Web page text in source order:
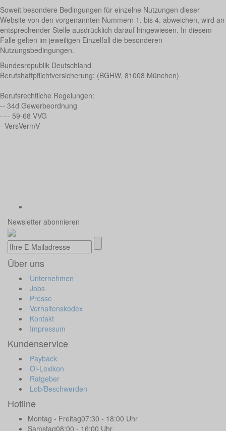
Soweit besondere Bedingungen für einzelne Nutzungen dieser
Website von den vorgenannten Nummern 1. bis 4. abweichen, wird an
entsprechender Stelle ausdrücklich darauf hingewiesen. In diesem
Falle gelten im jeweiligen Einzelfall die besonderen
Nutzungsbedingungen.
Bundesrepublik Deutschland
Berufshaftpflichtversicherung: (BGHW, 81008 München)
Berufsrechtliche Regelungen:
-- 34d Gewerbeordnung
---- 59-68 VVG
- VersVermV
Newsletter abonnieren
Über uns
Unternehmen
Jobs
Presse
Verhaltenskodex
Kontakt
Impressum
Kundenservice
Payback
Öl-Lexikon
Ratgeber
Lob/Beschwerden
Hotline
Montag - Freitag07:30 - 18:00 Uhr
Samstag08:00 - 16:00 Uhr